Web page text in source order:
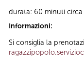
durata: 60 minuti circa
Informazioni:
Si consiglia la